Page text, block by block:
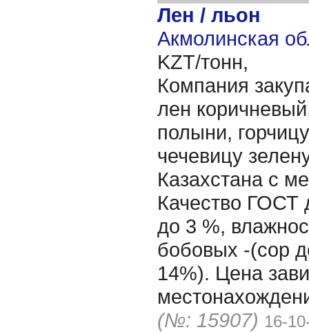
Лен / льон
Акмолинская
KZT/тонн,
Компания
лен
полыни,
чечевицу
Казахстана с
Качество ГОСТ
до 3 %,
бобовых -(сор
14%). Цена
(№: 15907) 16-